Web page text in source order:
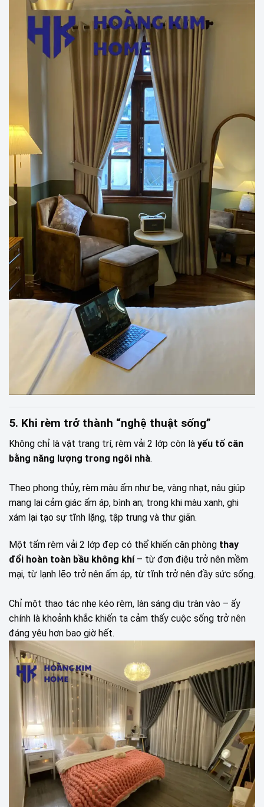
5. Khi rèm trở thành “nghệ thuật sống”
Không chỉ là vật trang trí, rèm vải 2 lớp còn là yếu tố cân
bằng năng lượng trong ngôi nhà.
Theo phong thủy, rèm màu ấm như be, vàng nhạt, nâu giúp
mang lại cảm giác ấm áp, bình an; trong khi màu xanh, ghi
xám lại tạo sự tĩnh lặng, tập trung và thư giãn.
Một tấm rèm vải 2 lớp đẹp có thể khiến căn phòng thay
đổi hoàn toàn bầu không khí– từ đơn điệu trở nên mềm
mại, từ lạnh lẽo trở nên ấm áp, từ tĩnh trở nên đầy sức sống.
Chỉ một thao tác nhẹ kéo rèm, làn sáng dịu tràn vào – ấy
chính là khoảnh khắc khiến ta cảm thấy cuộc sống trở nên
đáng yêu hơn bao giờ hết.